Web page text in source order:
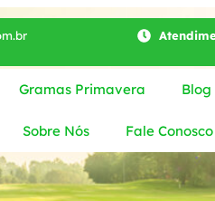
Gramas Primavera Blog
Sobre Nós Fale Conosco